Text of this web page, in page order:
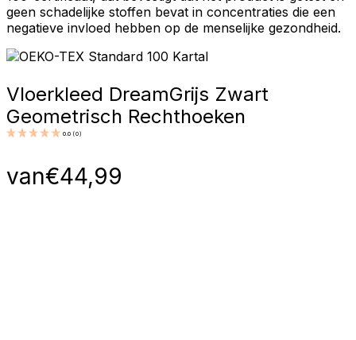
geen schadelijke stoffen bevat in concentraties die een
negatieve invloed hebben op de menselijke gezondheid.
Vloerkleed DreamGrijs Zwart
Geometrisch Rechthoeken
0.0 (0)
van€44,99